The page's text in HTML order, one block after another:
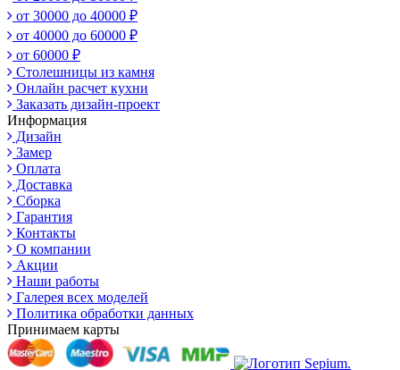
от 30000 до 40000 ₽
от 40000 до 60000 ₽
от 60000 ₽
Столешницы из камня
Онлайн расчет кухни
Заказать дизайн-проект
Информация
Дизайн
Замер
Оплата
Доставка
Сборка
Гарантия
Контакты
О компании
Акции
Наши работы
Галерея всех моделей
Политика обработки данных
Принимаем карты